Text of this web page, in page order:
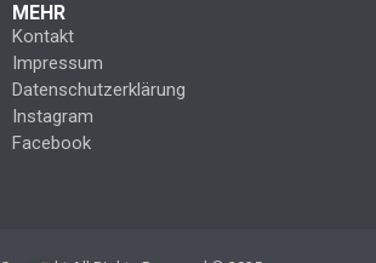
MEHR
Kontakt
Impressum
Datenschutzerklärung
Instagram
Facebook